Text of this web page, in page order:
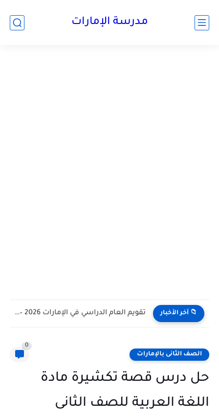
مدرسة الإمارات
📁 آخر الأخبار تقويم العام الدراسي في الإمارات 2026 – 2027 - مواعيد...
الصف الثانى بالإمارات
0
حل درس قصة تكشيرة مادة
اللغة العربية للصف الثانى